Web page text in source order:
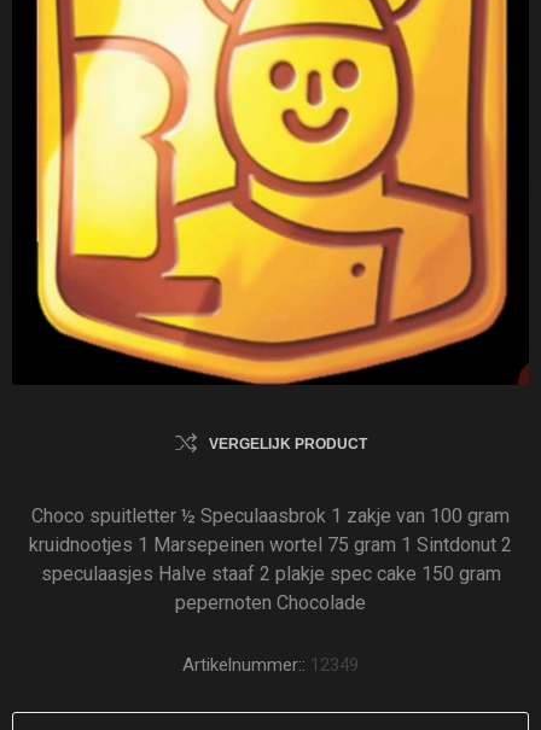
VERGELIJK PRODUCT
Choco spuitletter ½ Speculaasbrok 1 zakje van 100 gram
kruidnootjes 1 Marsepeinen wortel 75 gram 1 Sintdonut 2
speculaasjes Halve staaf 2 plakje spec cake 150 gram
pepernoten Chocolade
Artikelnummer:: 12349